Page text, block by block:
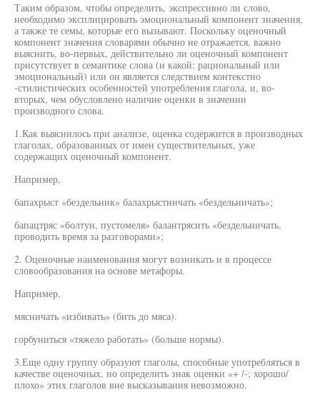
Таким образом, чтобы определить, экспрессивно ли слово,
необходимо эксплицировать эмоциональный компонент значения,
а также те семы, которые его вызывают. Поскольку оценочный
компонент значения словарями обычно не отражается, важно
выяснить, во-первых, действительно ли оценочный компонент
присутствует в семантике слова (и какой: рациональный или
эмоциональный) или он является следствием контекстно
-стилистических особенностей употребления глагола, и, во-
вторых, чем обусловлено наличие оценки в значении
производного слова.
1.Как выяснилось при анализе, оценка содержится в производных
глаголах, образованных от имен существительных, уже
содержащих оценочный компонент.
Например,
бапахрыст «бездельник» балахрыстничать «бездельничать»;
бапацтряс «болтун, пустомеля» балантрясить «бездельничать,
проводить время за разговорами»;
2. Оценочные наименования могут возникать и в процессе
словообразования на основе метафоры.
Например,
мясничать «избивать» (бить до мяса).
горбуниться «тяжело работать» (больше нормы).
3.Еще одну группу образуют глаголы, способные употребляться в
качестве оценочных, но определить знак оценки «+ /-; хорошо/
плохо» этих глаголов вне высказывания невозможно.